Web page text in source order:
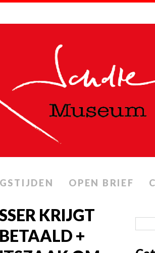
OPEN BRIEF
KRIJGT
+